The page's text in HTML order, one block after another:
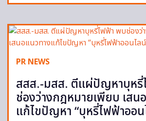
PR NEWS
สสส.-มสส. ตีแผ่ปัญหาบุหรี่
ช่องว่างกฎหมายเพียบ เสน
แก้ไขปัญหา “บุหรี่ไฟฟ้าออน